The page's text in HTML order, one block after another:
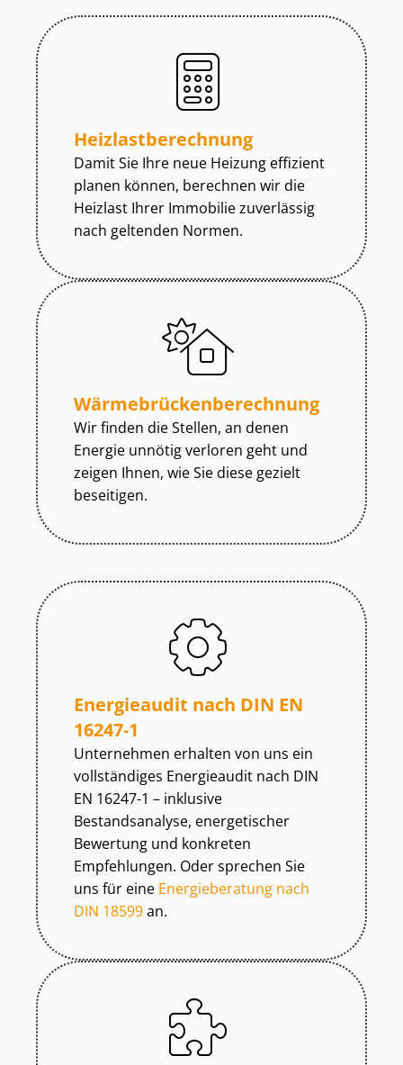
Heiz­last­be­rech­nung
Damit Sie Ihre neue Heizung effizient
planen können, berechnen wir die
Heizlast Ihrer Immobilie zuverlässig
nach geltenden Normen.
Wär­me­brü­cken­be­rech­nung
Wir finden die Stellen, an denen
Energie unnötig verloren geht und
zeigen Ihnen, wie Sie diese gezielt
beseitigen.
Energieaudit nach DIN EN
16247-1
Unternehmen erhalten von uns ein
vollständiges Energieaudit nach DIN
EN 16247-1 – inklusive
Bestandsanalyse, energetischer
Bewertung und konkreten
Empfehlungen. Oder sprechen Sie
uns für eine Energieberatung nach
DIN 18599an.